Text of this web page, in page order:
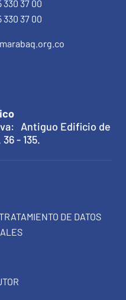
330 37 00
330 37 00
Antiguo Edificio de
- 135.
DE DATOS